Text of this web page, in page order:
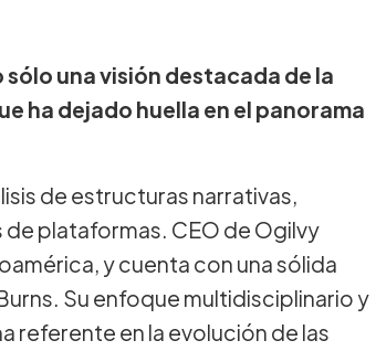
una visión destacada de la
ha dejado huella en el panorama
de estructuras narrativas,
plataformas. CEO de Ogilvy
y cuenta con una sólida
Su enfoque multidisciplinario y
referente en la evolución de las